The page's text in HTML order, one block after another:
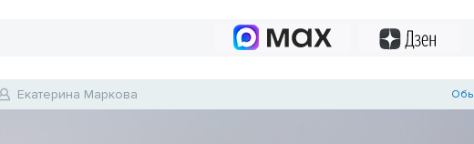
Екатерина Маркова Обь